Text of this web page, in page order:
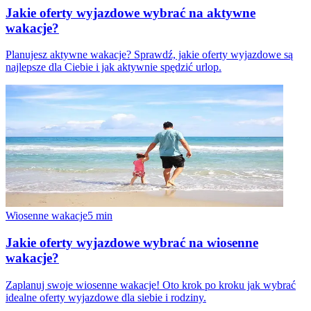
Jakie oferty wyjazdowe wybrać na aktywne
wakacje?
Planujesz aktywne wakacje? Sprawdź, jakie oferty wyjazdowe są
najlepsze dla Ciebie i jak aktywnie spędzić urlop.
Wiosenne wakacje5 min
Jakie oferty wyjazdowe wybrać na wiosenne
wakacje?
Zaplanuj swoje wiosenne wakacje! Oto krok po kroku jak wybrać
idealne oferty wyjazdowe dla siebie i rodziny.